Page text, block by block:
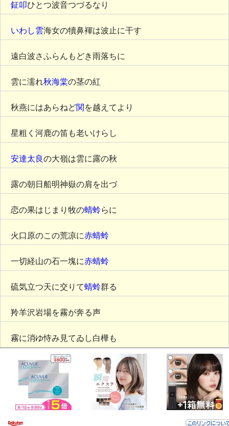
鉦叩ひとつ波音つづるなり
いわし雲海女の犢鼻褌は波止に干す
遠白波さふらんもどき雨落ちに
雲に濡れ秋海棠の茎の紅
秋燕にはあらねど関 を越えてより
星粗く河鹿の笛も老いけらし
安達太良の大嶺は雲に露の秋
露の朝日船明神嶽の肩を出づ
恋の果はじまり牧の蜻蛉らに
火口原のこの荒凉に赤蜻蛉
一切経山の石一塊に赤蜻蛉
硫気立つ天に交りて蜻蛉群る
羚羊沢岩場を霧が奔る声
霧に消ゆ恃み見てゐし白樺も